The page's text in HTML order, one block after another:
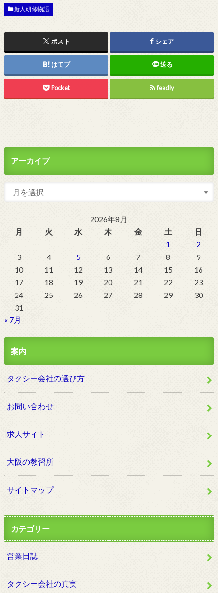
新人研修物語
ポスト シェア
はてブ 送る
Pocket feedly
アーカイブ
2026年8月
月
火 水 木 金 土
日
1
2
3
4 5 6 7 8
9
10
11 12 13 14 15
16
17
18 19 20 21 22
23
24
25 26 27 28 29
30
31
« 7月
案内
タクシー会社の選び方
お問い合わせ
求人サイト
大阪の教習所
サイトマップ
カテゴリー
営業日誌
タクシー会社の真実